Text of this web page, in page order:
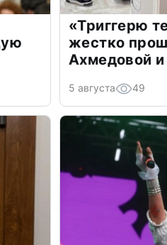
«Триггерю
жестко
Ахмедовой и
5 августа 49